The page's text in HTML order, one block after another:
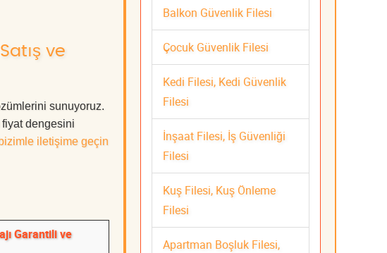
ve
sunuyoruz.
dengesini
bizimle iletişime geçin
Garantili ve
Balkon Güvenlik Filesi
Çocuk Güvenlik Filesi
Kedi Filesi, Kedi Güvenlik
Filesi
İnşaat Filesi, İş Güvenliği
Filesi
Kuş Filesi, Kuş Önleme
Filesi
Apartman Boşluk Filesi,